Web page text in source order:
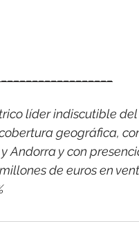
líder indiscutible del
geográfica,
Andorra y con
de euros en